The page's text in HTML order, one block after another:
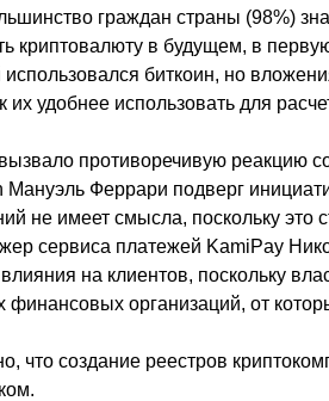
граждан страны (98%)
криптовалюту в будущем, в
использовался биткоин, но
их удобнее использовать для
противоречивую реакцию
Мануэль Феррари подверг
не имеет смысла, поскольку это
сервиса платежей KamiPay
на клиентов, поскольку
организаций, от
что создание реестров